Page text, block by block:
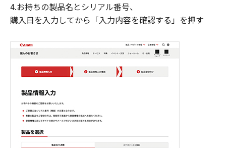
4.お持ちの製品名とシリアル番号、
購入日を入力してから「入力内容を確認する」を押す